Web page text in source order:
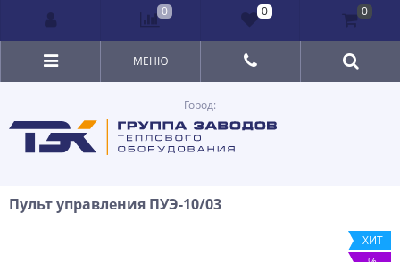
Город:
МЕНЮ
Пульт управления ПУЭ-10/03
ХИТ
0 0 0